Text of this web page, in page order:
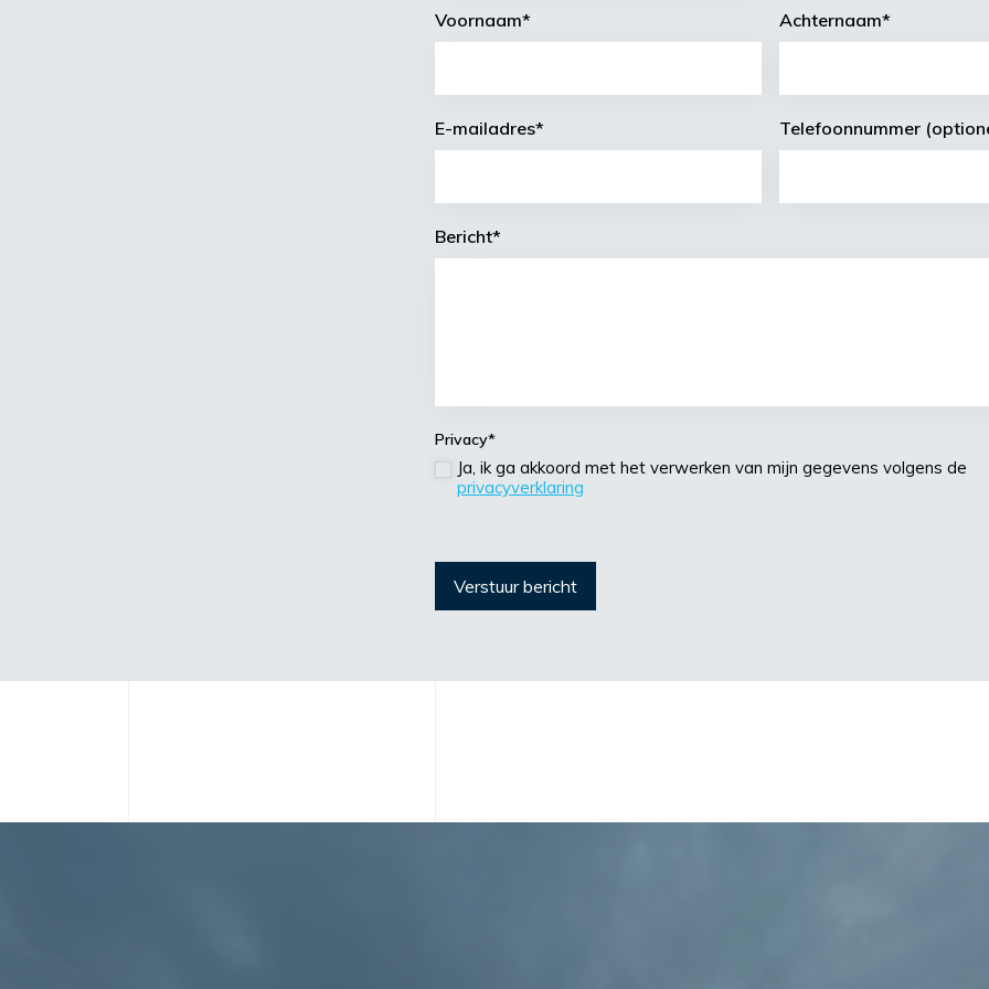
Voornaam* Achternaam*
E-mailadres* Telefoonnummer
Bericht*
Privacy*
Ja, ik ga akkoord met het verwerken van mijn gegevens volgens de
privacyverklaring
Verstuur bericht